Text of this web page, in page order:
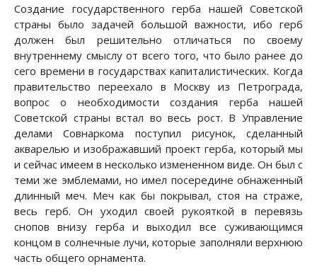
Создание государственного герба нашей Советской
страны было задачей большой важности, ибо герб
должен был решительно отличаться по своему
внутреннему смыслу от всего того, что было ранее до
сего времени в государствах капиталистических. Когда
правительство переехало в Москву из Петрограда,
вопрос о необходимости создания герба нашей
Советской страны встал во весь рост. В Управление
делами Совнаркома поступил рисунок, сделанный
акварелью и изображавший проект герба, который мы
и сейчас имеем в несколько измененном виде. Он был с
теми же эмблемами, но имел посередине обнаженный
длинный меч. Меч как бы покрывал, стоя на страже,
весь герб. Он уходил своей рукояткой в перевязь
снопов внизу герба и выходил все суживающимся
концом в солнечные лучи, которые заполняли верхнюю
часть общего орнамента.